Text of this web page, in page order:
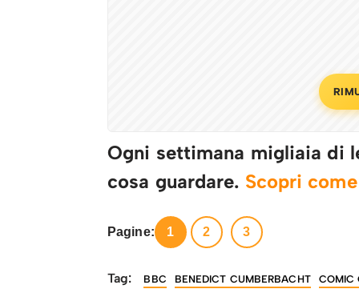
Ogni settimana migliaia di
cosa guardare. Scopri
Pagine: 1 2 3
Tag: BBC BENEDICT CUMBERBACHT
COMIC